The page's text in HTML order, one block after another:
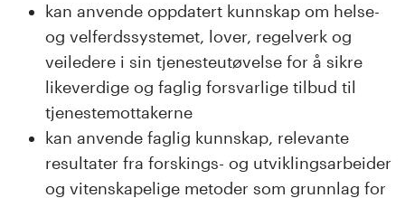
kan anvende oppdatert kunnskap om helse-
og velferdssystemet, lover, regelverk og
veiledere i sin tjenesteutøvelse for å sikre
likeverdige og faglig forsvarlige tilbud til
tjenestemottakerne
kan anvende faglig kunnskap, relevante
resultater fra forskings- og utviklingsarbeider
og vitenskapelige metoder som grunnlag for